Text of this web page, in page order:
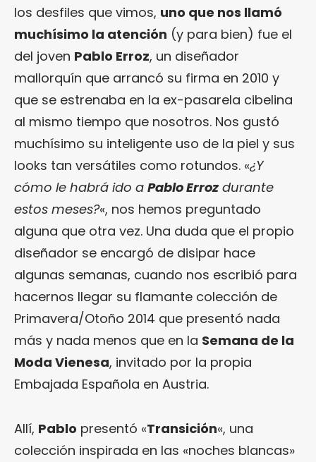
los desfiles que vimos, uno que nos llamó
muchísimo la atención (y para bien) fue el
del joven Pablo Erroz, un diseñador
mallorquín que arrancó su firma en 2010 y
que se estrenaba en la ex-pasarela cibelina
al mismo tiempo que nosotros. Nos gustó
muchísimo su inteligente uso de la piel y sus
looks tan versátiles como rotundos. «¿Y
cómo le habrá ido a Pablo Erroz durante
estos meses?«, nos hemos preguntado
alguna que otra vez. Una duda que el propio
diseñador se encargó de disipar hace
algunas semanas, cuando nos escribió para
hacernos llegar su flamante colección de
Primavera/Otoño 2014 que presentó nada
más y nada menos que en la Semana de la
Moda Vienesa, invitado por la propia
Embajada Española en Austria.
Allí, Pablo presentó «Transición«, una
colección inspirada en las «noches blancas»